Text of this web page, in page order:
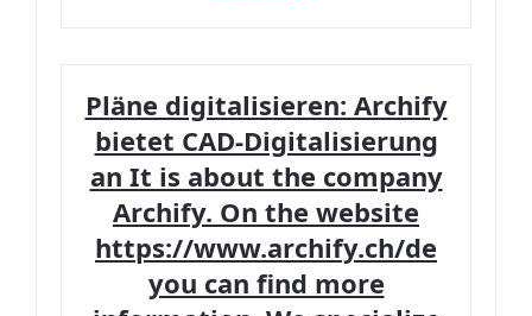
Pläne digitalisieren: Archify
bietet CAD-Digitalisierung
an It is about the company
Archify. On the website
https://www.archify.ch/de
you can find more